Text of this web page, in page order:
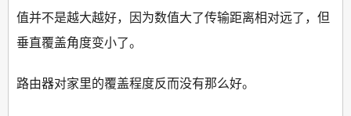
值并不是越大越好，因为数值大了传输距离相对远了，但
垂直覆盖角度变小了。
路由器对家里的覆盖程度反而没有那么好。